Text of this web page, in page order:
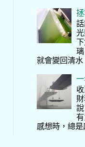
就會變回清
感想時，總